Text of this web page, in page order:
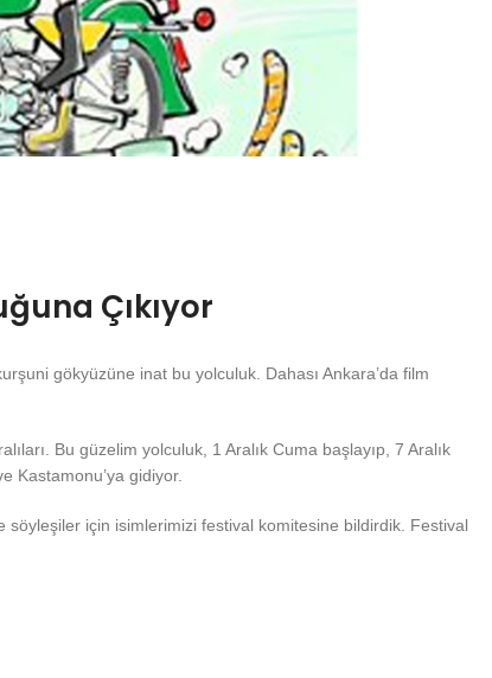
Çıkıyor
gökyüzüne inat bu yolculuk. Dahası Ankara’da film
Bu güzelim yolculuk, 1 Aralık Cuma başlayıp, 7 Aralık
Kastamonu’ya gidiyor.
için isimlerimizi festival komitesine bildirdik. Festival